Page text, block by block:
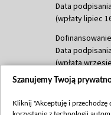
Data
(wpłaty lipiec
Data
(wpłata
Dofinansowanie
(wpłata
Szanujemy Twoją
Kliknij "Akceptuję i przechodzę